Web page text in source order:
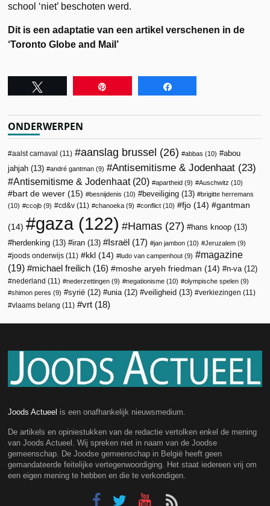
school ‘niet’ beschoten werd.
Dit is een adaptatie van een artikel verschenen in de
‘Toronto Globe and Mail’
ONDERWERPEN
aalst carnaval (11) aanslag brussel (26) abbas (10)
abou
jahjah (13) andré gantman (9) Antisemitisme & Jodenhaat (23)
Antisemitisme & Jodenhaat(20) apartheid (9) Auschwitz (10)
bart de wever (15) besnijdenis (10) beveiliging (13)
brigitte herremans
(10)
ccojb (9) cd&v (11) chanoeka (9) conflict (10) fjo (14) gantman
(14) gaza (122) Hamas (27) hans knoop (13)
herdenking (13) iran (13) Israël (17) jan jambon (10) Jeruzalem (9)
joods onderwijs (11) kkl (14) ludo van campenhout (9)
magazine
(19)
michael freilich (16) moshe aryeh friedman (14) n-va (12)
nederland (11) nederzettingen (9) negationisme (10) olympische spelen (9)
shimon peres (9) syrië (12) unia (12) veiligheid (13) verkiezingen (11)
vlaams belang (11) vrt (18)
Joods Actueel is een onafhankelijk nieuwsmedium.
De artikels en opiniestukken van de redactie vertolken enkel de mening
van Joods Actueel. Wij spreken niet in naam van de Joodse
gemeenschap. De Joodse gemeenschap in België heeft geen
gemandateerde feitelijke vertegenwoordiging. Het staat iedereen vrij om
een eigen mening te hebben en die te verkondigen.